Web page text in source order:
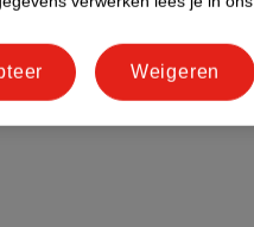
Weigeren